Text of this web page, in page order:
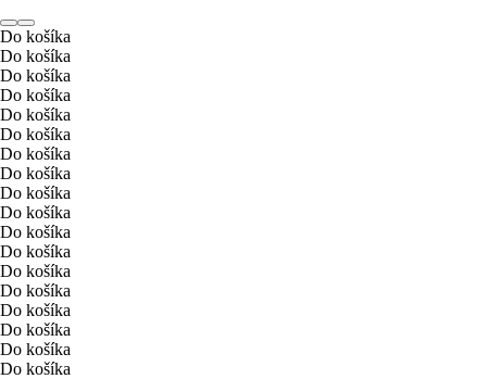
Do košíka
Do košíka
Do košíka
Do košíka
Do košíka
Do košíka
Do košíka
Do košíka
Do košíka
Do košíka
Do košíka
Do košíka
Do košíka
Do košíka
Do košíka
Do košíka
Do košíka
Do košíka